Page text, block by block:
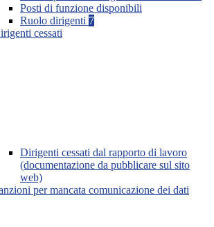
Posti di funzione disponibili
Ruolo dirigenti 7
cessati
Dirigenti cessati dal rapporto di lavoro
(documentazione da pubblicare sul sito
web)
per mancata comunicazione dei dati